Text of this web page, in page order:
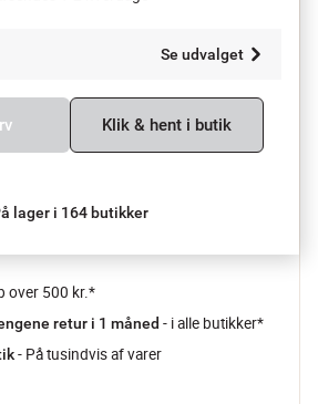
Se udvalget
Klik & hent i butik
lager i 164 butikker
over 500 kr.*
retur i 1 måned - i alle butikker*
- På tusindvis af varer